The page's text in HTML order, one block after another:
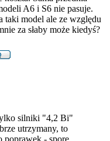
A6 i S6 nie pasuje.
taki model ale ze względu
za słaby może kiedyś?
silniki "4,2 Bi"
utrzymany, to
poprawek - spore